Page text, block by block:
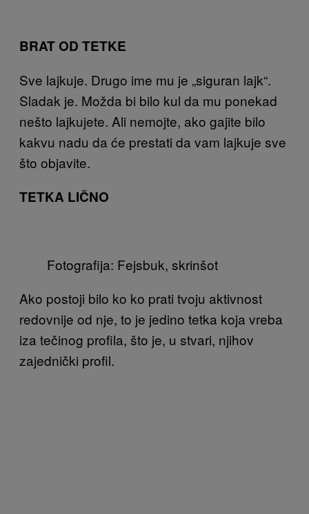
BRAT OD TETKE
Sve lajkuje. Drugo ime mu je „siguran lajk“.
Sladak je. Možda bi bilo kul da mu ponekad
nešto lajkujete. Ali nemojte, ako gajite bilo
kakvu nadu da će prestati da vam lajkuje sve
što objavite.
TETKA LIČNO
Fotografija: Fejsbuk, skrinšot
Ako postoji bilo ko ko prati tvoju aktivnost
redovnije od nje, to je jedino tetka koja vreba
iza tečinog profila, što je, u stvari, njihov
zajednički profil.